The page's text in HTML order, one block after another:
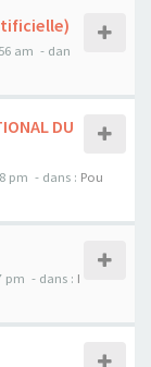
am - dan
DU
pm - dans : Pou
pm - dans : I